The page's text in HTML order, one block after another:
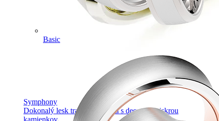
Symphony
Dokonalý lesk tradičného zlata s decentnou iskrou
kamienkov.
Basic